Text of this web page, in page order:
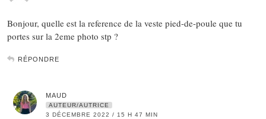
Bonjour, quelle est la reference de la veste pied-de-poule que tu
portes sur la 2eme photo stp ?
RÉPONDRE
MAUD
AUTEUR/AUTRICE
3 DÉCEMBRE 2022 / 15 H 47 MIN